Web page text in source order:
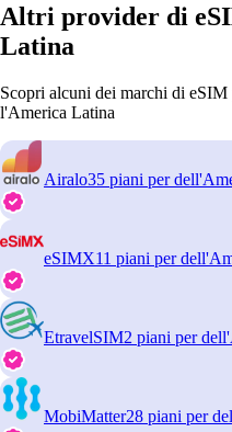
Altri provider di
Latina
Scopri alcuni dei marchi di
l'America Latina
Airalo35 piani per
eSIMX11 piani per
EtravelSIM2 piani per
MobiMatter28 piani per